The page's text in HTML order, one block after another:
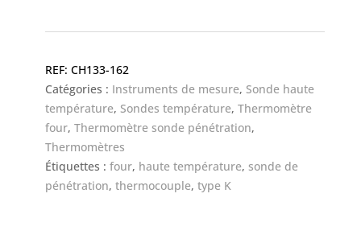
de
haute
température
avec
poignée
en
PTFE
CH133-162
Catégories : Instruments de mesure, Sonde haute
température, Sondes température, Thermomètre
four, Thermomètre sonde pénétration,
Thermomètres
Étiquettes : four, haute température, sonde de
pénétration, thermocouple, type K